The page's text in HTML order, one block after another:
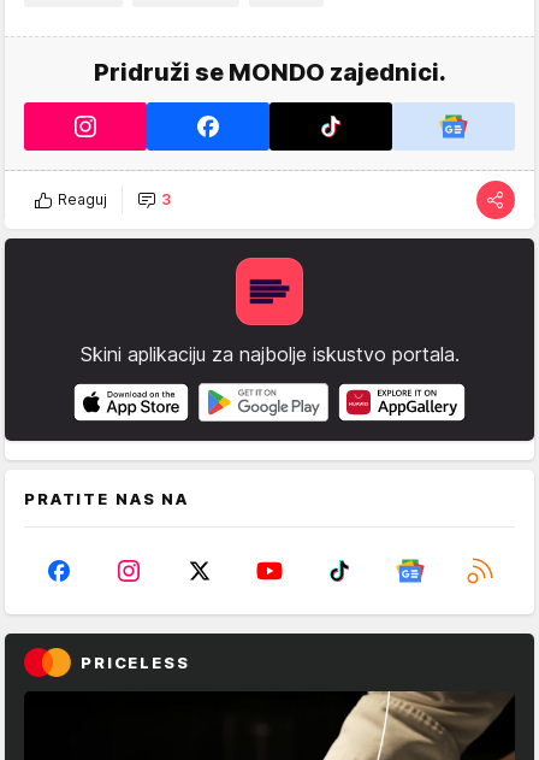
Pridruži se MONDO zajednici.
Reaguj 3
Skini aplikaciju za najbolje iskustvo portala.
PRATITE NAS NA
PRICELESS